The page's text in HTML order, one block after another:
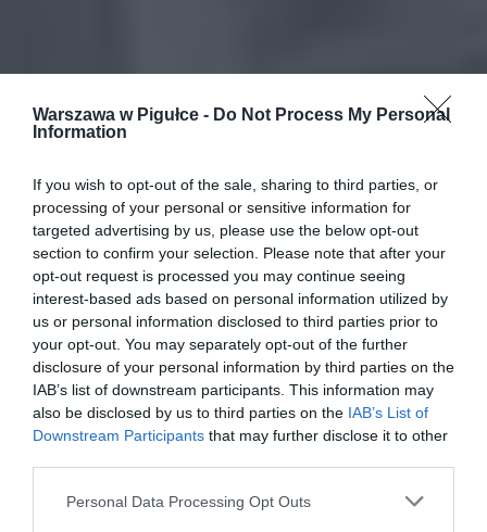
Warszawa w Pigułce - Do Not Process My Personal
Information
If you wish to opt-out of the sale, sharing to third parties, or
processing of your personal or sensitive information for
targeted advertising by us, please use the below opt-out
section to confirm your selection. Please note that after your
opt-out request is processed you may continue seeing
interest-based ads based on personal information utilized by
us or personal information disclosed to third parties prior to
your opt-out. You may separately opt-out of the further
disclosure of your personal information by third parties on the
IAB’s list of downstream participants. This information may
also be disclosed by us to third parties on the IAB’s List of
Downstream Participants that may further disclose it to other
Personal Data Processing Opt Outs